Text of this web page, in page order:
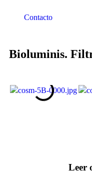
Contacto
Bioluminis.
Leer